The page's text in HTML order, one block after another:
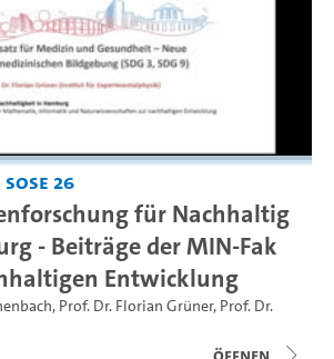
SoSe 26
für Nachhaltig
- Beiträge der MIN-Fak
Entwicklung
, Prof. Dr. Florian Grüner, Prof. Dr.